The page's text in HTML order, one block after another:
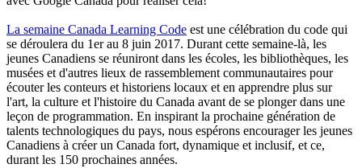
La semaine Canada Learning Code est une célébration du code qui
se déroulera du 1er au 8 juin 2017. Durant cette semaine-là, les
jeunes Canadiens se réuniront dans les écoles, les bibliothèques, les
musées et d'autres lieux de rassemblement communautaires pour
écouter les conteurs et historiens locaux et en apprendre plus sur
l'art, la culture et l'histoire du Canada avant de se plonger dans une
leçon de programmation. En inspirant la prochaine génération de
talents technologiques du pays, nous espérons encourager les jeunes
Canadiens à créer un Canada fort, dynamique et inclusif, et ce,
durant les 150 prochaines années.